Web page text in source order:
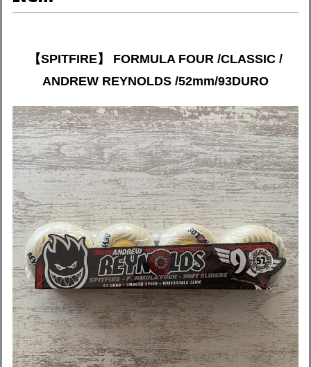
【SPITFIRE】 FORMULA FOUR /CLASSIC /
ANDREW REYNOLDS /52mm/93DURO